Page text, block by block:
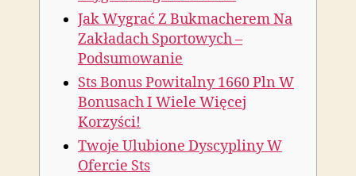
Jak Wygrać Z Bukmacherem Na
Zakładach Sportowych –
Podsumowanie
Sts Bonus Powitalny 1660 Pln W
Bonusach I Wiele Więcej
Korzyści!
Twoje Ulubione Dyscypliny W
Ofercie Sts